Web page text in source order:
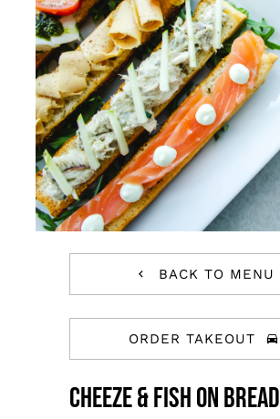
BACK TO MENU
ORDER TAKEOUT
Cheeze & Fish on bread